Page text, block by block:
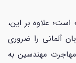
علاوه بر این،
آلمانی را ضروری
مهندسین به